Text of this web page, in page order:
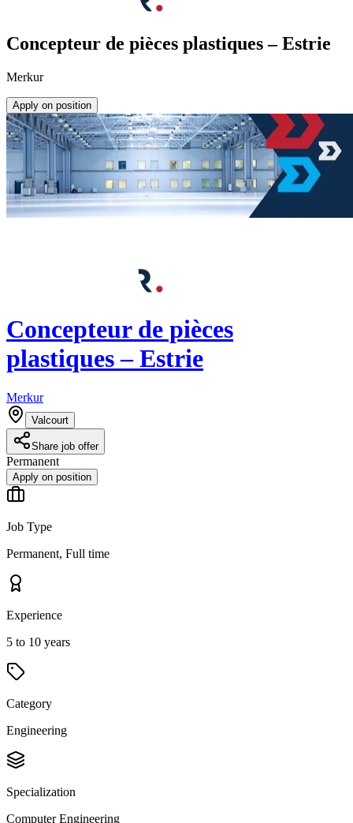
Concepteur de pièces plastiques – Estrie
Merkur
Apply on position
Concepteur de pièces
plastiques – Estrie
Merkur
Valcourt
Share job offer
Permanent
Apply on position
Job Type
Permanent, Full time
Experience
5 to 10 years
Category
Engineering
Specialization
Computer Engineering